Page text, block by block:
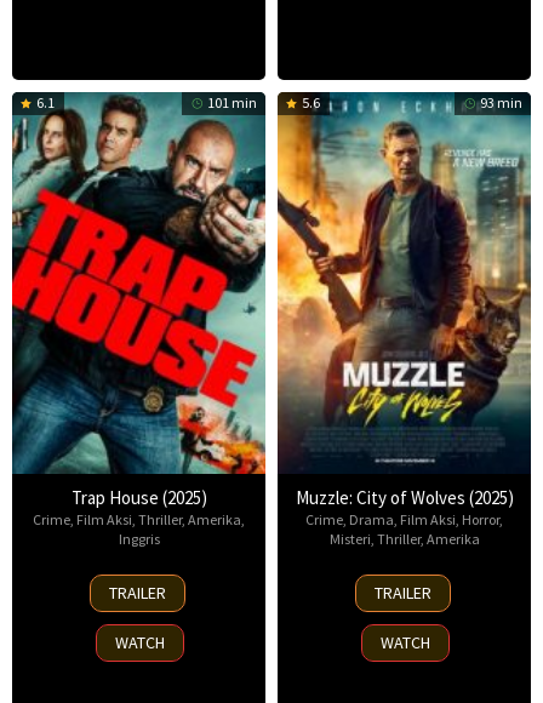
6.1 101 min
Trap House (2025)
Crime, Film Aksi, Thriller, Amerika,
Inggris
14
Nov
2025
TRAILER
WATCH
5.6 93 min
Muzzle: City of Wolves (2025)
Crime, Drama, Film Aksi, Horror,
Misteri, Thriller, Amerika
13
Nov
2025
TRAILER
WATCH